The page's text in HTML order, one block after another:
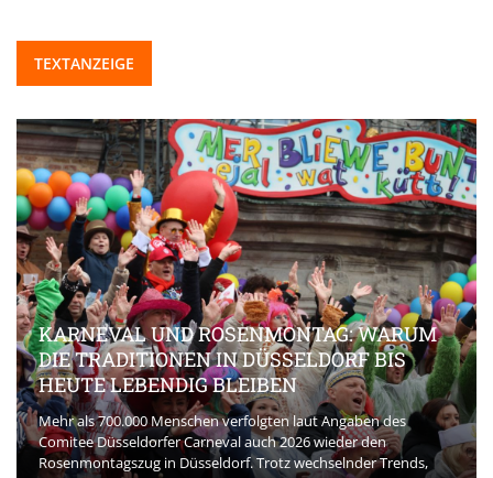
TEXTANZEIGE
KARNEVAL UND ROSENMONTAG: WARUM
DIE TRADITIONEN IN DÜSSELDORF BIS
HEUTE LEBENDIG BLEIBEN
Mehr als 700.000 Menschen verfolgten laut Angaben des
Comitee Düsseldorfer Carneval auch 2026 wieder den
Rosenmontagszug in Düsseldorf. Trotz wechselnder Trends,